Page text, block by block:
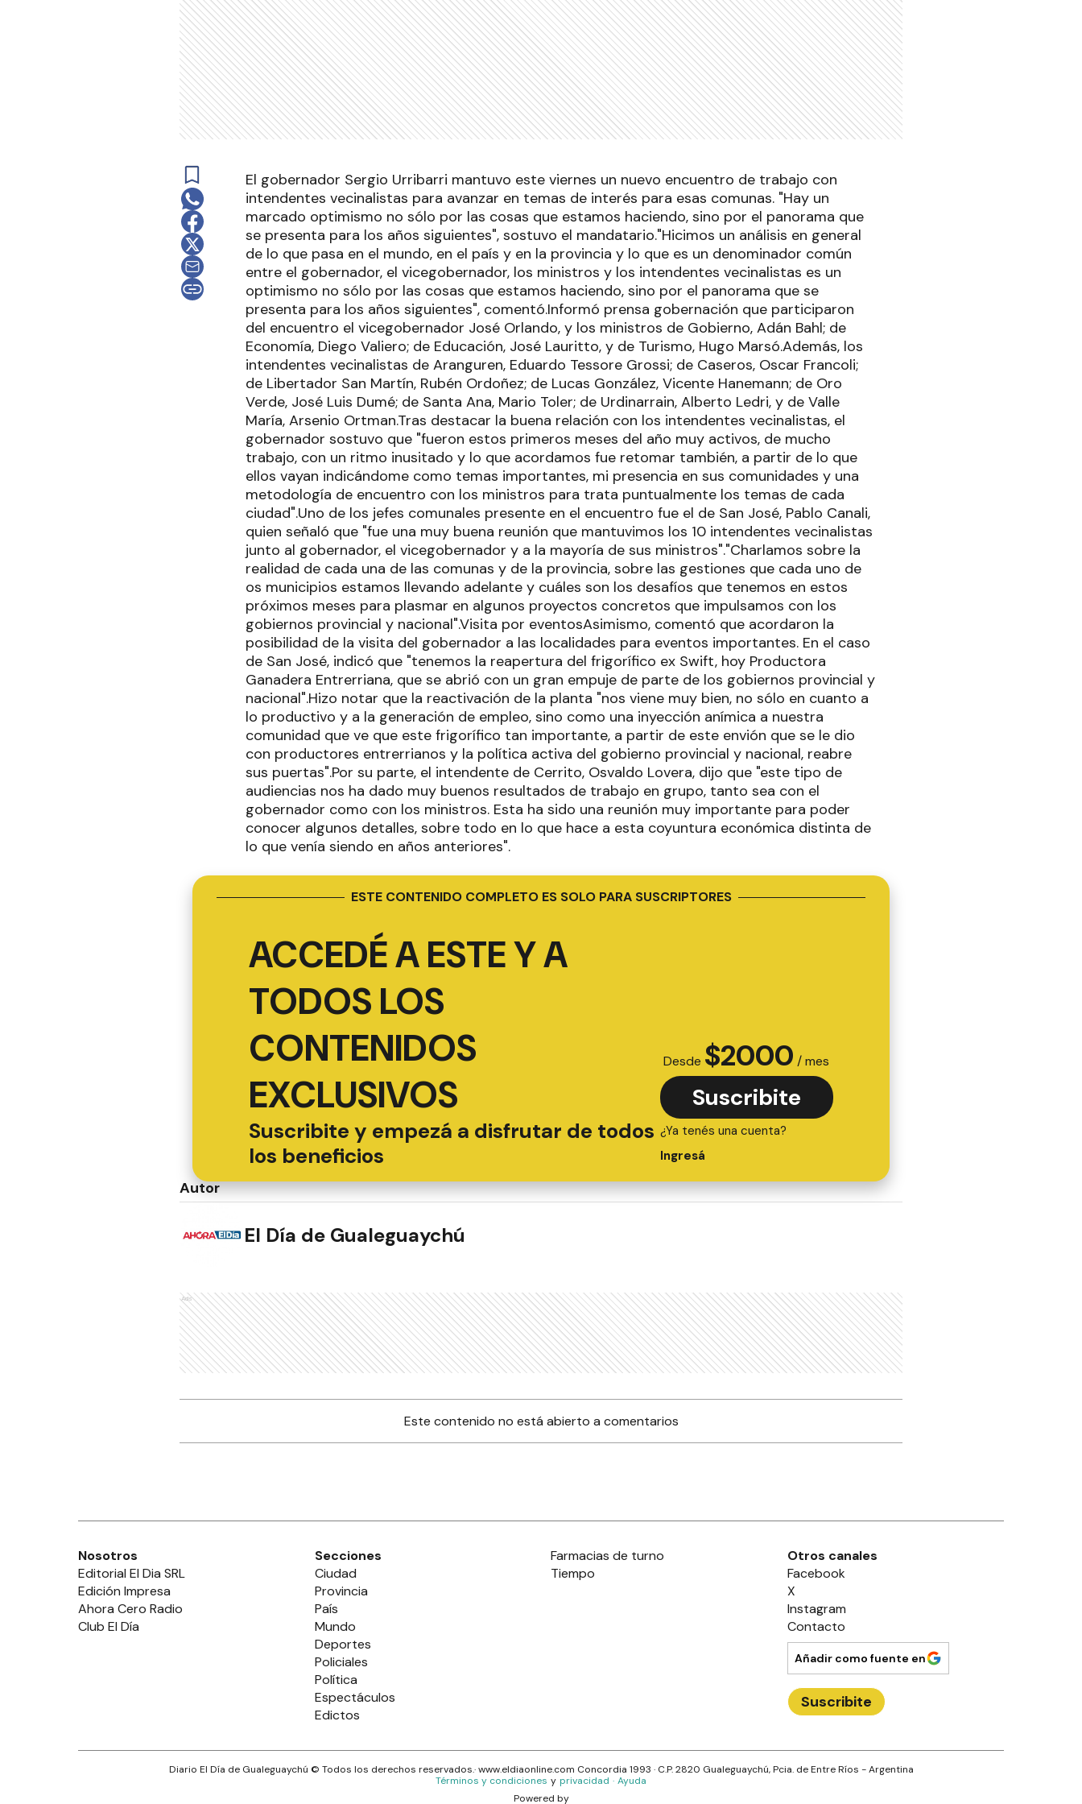
El gobernador Sergio Urribarri mantuvo este viernes un nuevo encuentro de trabajo con
intendentes vecinalistas para avanzar en temas de interés para esas comunas. "Hay un
marcado optimismo no sólo por las cosas que estamos haciendo, sino por el panorama que
se presenta para los años siguientes", sostuvo el mandatario."Hicimos un análisis en general
de lo que pasa en el mundo, en el país y en la provincia y lo que es un denominador común
entre el gobernador, el vicegobernador, los ministros y los intendentes vecinalistas es un
optimismo no sólo por las cosas que estamos haciendo, sino por el panorama que se
presenta para los años siguientes", comentó.Informó prensa gobernación que participaron
del encuentro el vicegobernador José Orlando, y los ministros de Gobierno, Adán Bahl; de
Economía, Diego Valiero; de Educación, José Lauritto, y de Turismo, Hugo Marsó.Además, los
intendentes vecinalistas de Aranguren, Eduardo Tessore Grossi; de Caseros, Oscar Francoli;
de Libertador San Martín, Rubén Ordoñez; de Lucas González, Vicente Hanemann; de Oro
Verde, José Luis Dumé; de Santa Ana, Mario Toler; de Urdinarrain, Alberto Ledri, y de Valle
María, Arsenio Ortman.Tras destacar la buena relación con los intendentes vecinalistas, el
gobernador sostuvo que "fueron estos primeros meses del año muy activos, de mucho
trabajo, con un ritmo inusitado y lo que acordamos fue retomar también, a partir de lo que
ellos vayan indicándome como temas importantes, mi presencia en sus comunidades y una
metodología de encuentro con los ministros para trata puntualmente los temas de cada
ciudad".Uno de los jefes comunales presente en el encuentro fue el de San José, Pablo Canali,
quien señaló que "fue una muy buena reunión que mantuvimos los 10 intendentes vecinalistas
junto al gobernador, el vicegobernador y a la mayoría de sus ministros"."Charlamos sobre la
realidad de cada una de las comunas y de la provincia, sobre las gestiones que cada uno de
os municipios estamos llevando adelante y cuáles son los desafíos que tenemos en estos
próximos meses para plasmar en algunos proyectos concretos que impulsamos con los
gobiernos provincial y nacional".Visita por eventosAsimismo, comentó que acordaron la
posibilidad de la visita del gobernador a las localidades para eventos importantes. En el caso
de San José, indicó que "tenemos la reapertura del frigorífico ex Swift, hoy Productora
Ganadera Entrerriana, que se abrió con un gran empuje de parte de los gobiernos provincial y
nacional".Hizo notar que la reactivación de la planta "nos viene muy bien, no sólo en cuanto a
lo productivo y a la generación de empleo, sino como una inyección anímica a nuestra
comunidad que ve que este frigorífico tan importante, a partir de este envión que se le dio
con productores entrerrianos y la política activa del gobierno provincial y nacional, reabre
sus puertas".Por su parte, el intendente de Cerrito, Osvaldo Lovera, dijo que "este tipo de
audiencias nos ha dado muy buenos resultados de trabajo en grupo, tanto sea con el
gobernador como con los ministros. Esta ha sido una reunión muy importante para poder
conocer algunos detalles, sobre todo en lo que hace a esta coyuntura económica distinta de
lo que venía siendo en años anteriores".
ESTE CONTENIDO COMPLETO ES SOLO PARA SUSCRIPTORES
ACCEDÉ A ESTE Y A
TODOS LOS
CONTENIDOS
EXCLUSIVOS
Suscribite y empezá a disfrutar de todos
los beneficios
Desde $2000 / mes
Suscribite
¿Ya tenés una cuenta?
Ingresá
Autor
El Día de Gualeguaychú
Ads
Este contenido no está abierto a comentarios
Nosotros
Editorial El Dia SRL
Edición Impresa
Ahora Cero Radio
Club El Día
Secciones
Ciudad
Provincia
País
Mundo
Deportes
Policiales
Política
Espectáculos
Edictos
Farmacias de turno
Tiempo
Otros canales
Facebook
X
Instagram
Contacto
Añadir como fuente en
Suscribite
Diario El Día de Gualeguaychú © Todos los derechos reservados.· www.eldiaonline.com Concordia 1993 · C.P.2820 Gualeguaychú, Pcia. de Entre Ríos - Argentina
Términos y condiciones y privacidad · Ayuda
Powered by